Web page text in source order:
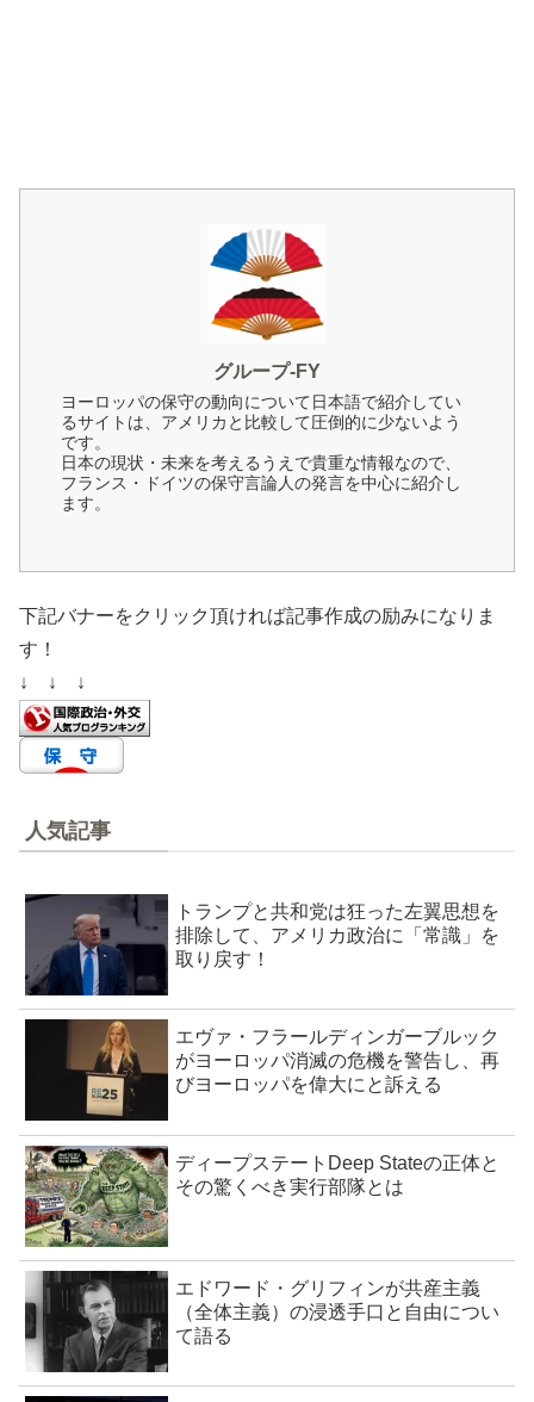
グループ-FY
ヨーロッパの保守の動向について日本語で紹介してい
るサイトは、アメリカと比較して圧倒的に少ないよう
です。
日本の現状・未来を考えるうえで貴重な情報なので、
フランス・ドイツの保守言論人の発言を中心に紹介し
ます。
下記バナーをクリック頂ければ記事作成の励みになりま
す！
↓ ↓ ↓
人気記事
トランプと共和党は狂った左翼思想を
排除して、アメリカ政治に「常識」を
取り戻す！
エヴァ・フラールディンガーブルック
がヨーロッパ消滅の危機を警告し、再
びヨーロッパを偉大にと訴える
ディープステートDeep Stateの正体と
その驚くべき実行部隊とは
エドワード・グリフィンが共産主義
（全体主義）の浸透手口と自由につい
て語る